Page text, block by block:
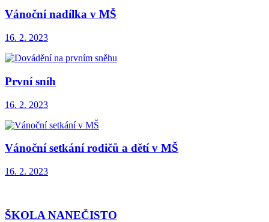
Vánoční nadílka v MŠ
16. 2. 2023
První sníh
16. 2. 2023
Vánoční setkání rodičů a dětí v MŠ
16. 2. 2023
ŠKOLA NANEČISTO